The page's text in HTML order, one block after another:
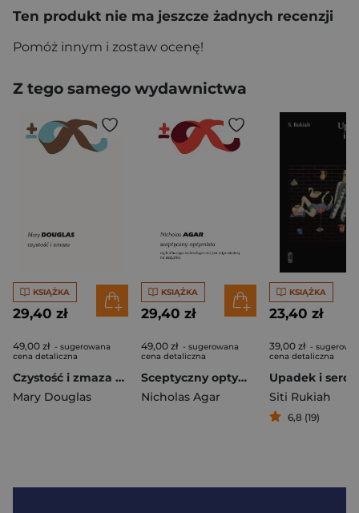
Ten produkt nie ma jeszcze żadnych recenzji
Pomóż innym i zostaw ocenę!
Z tego samego wydawnictwa
KSIĄŻKA
29,40 zł
49,00 zł - sugerowana
cena detaliczna
Czystość i zmaza wyd. 2
Mary Douglas
KSIĄŻKA
29,40 zł
49,00 zł - sugerowana
cena detaliczna
Sceptyczny optymista, czyli dlaczego technologia nie jest odpowiedzią na wszystko
Nicholas Agar
KSIĄŻKA
23,40 zł
39,00 zł -
cena detaliczna
Upadek i serce
Siti Rukiah
6,8 (19)